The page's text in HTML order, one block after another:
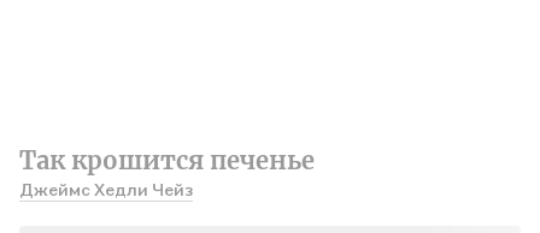
Так крошится печенье
Джеймс Хедли Чейз